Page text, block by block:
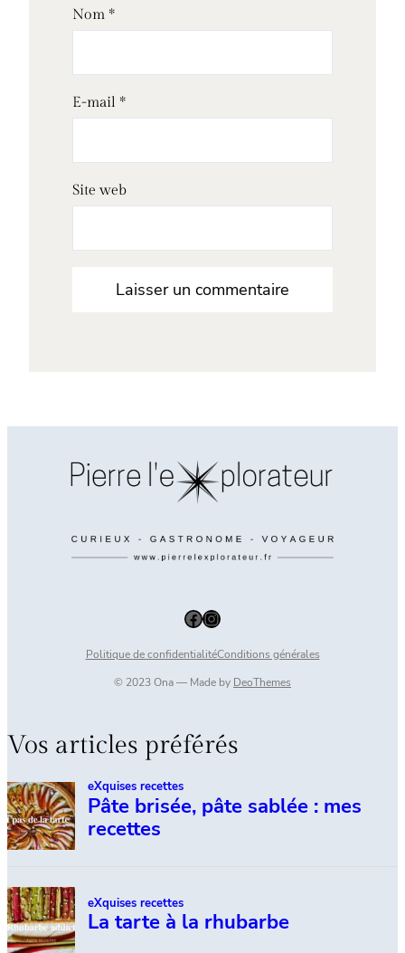
Nom *
E-mail *
Site web
Facebook Instagram
Politique de confidentialitéConditions générales
© 2023 Ona — Made by DeoThemes
Vos articles préférés